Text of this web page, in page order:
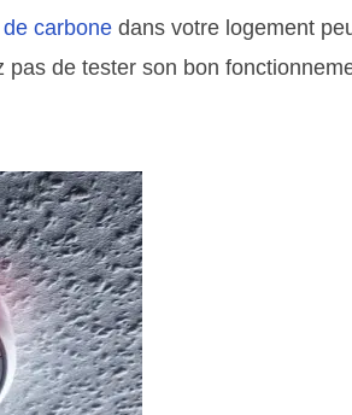
carbone dans votre logement
pas de tester son bon